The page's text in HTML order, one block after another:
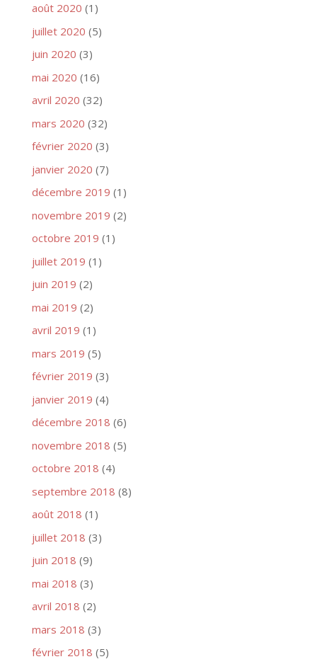
août 2020 (1)
juillet 2020 (5)
juin 2020 (3)
mai 2020 (16)
avril 2020 (32)
mars 2020 (32)
février 2020 (3)
janvier 2020 (7)
décembre 2019 (1)
novembre 2019 (2)
octobre 2019 (1)
juillet 2019 (1)
juin 2019 (2)
mai 2019 (2)
avril 2019 (1)
mars 2019 (5)
février 2019 (3)
janvier 2019 (4)
décembre 2018 (6)
novembre 2018 (5)
octobre 2018 (4)
septembre 2018 (8)
août 2018 (1)
juillet 2018 (3)
juin 2018 (9)
mai 2018 (3)
avril 2018 (2)
mars 2018 (3)
février 2018 (5)